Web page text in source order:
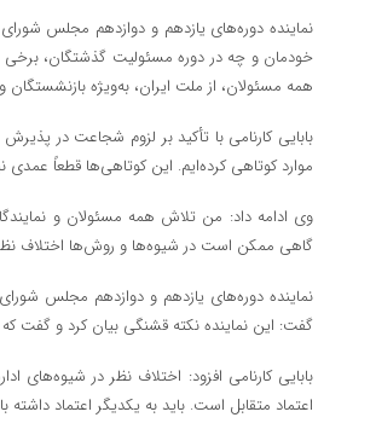
نماینده دوره‌های یازدهم و دوازدهم مجلس
خودمان و چه در دوره مسئولیت گذشتگان، برخی
همه مسئولان، از ملت ایران، به‌ویژه
بابایی کارنامی با تأکید بر لزوم شجاعت در
موارد کوتاهی کرده‌ایم. این کوتاهی‌ها قطعاً عمدی
وی ادامه داد: من تلاش همه مسئولان و
گاهی ممکن است در شیوه‌ها و روش‌ها اختلاف
نماینده دوره‌های یازدهم و دوازدهم مجلس
گفت: این نماینده نکته قشنگی بیان کرد و گفت
بابایی کارنامی افزود: اختلاف نظر در
اعتماد متقابل است. باید به یکدیگر اعتماد